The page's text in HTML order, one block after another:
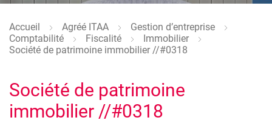
Fil
d'Ariane
Accueil Agréé ITAA
Gestion d’entreprise
Comptabilité
Fiscalité
Immobilier
Société de patrimoine immobilier //#0318
Société de patrimoine
immobilier //#0318